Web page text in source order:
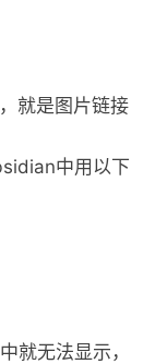
就是图片链接
中用以下
就无法显示，